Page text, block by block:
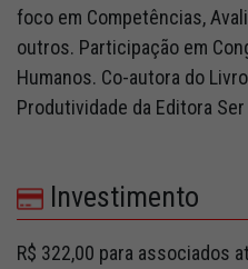
foco em Competências,
outros. Participação em
Humanos. Co-autora do
Produtividade da Editora Ser
Investimento
R$ 322,00 para associados